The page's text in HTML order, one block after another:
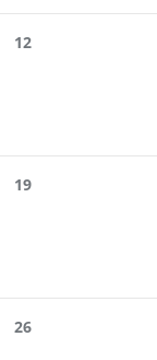
12
19
26